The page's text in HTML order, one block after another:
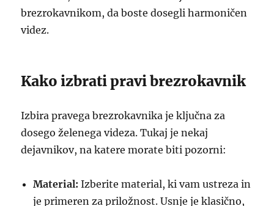
brezrokavnikom, da boste dosegli harmoničen
videz.
Kako izbrati pravi brezrokavnik
Izbira pravega brezrokavnika je ključna za
dosego želenega videza. Tukaj je nekaj
dejavnikov, na katere morate biti pozorni:
Material: Izberite material, ki vam ustreza in
je primeren za priložnost. Usnje je klasično,